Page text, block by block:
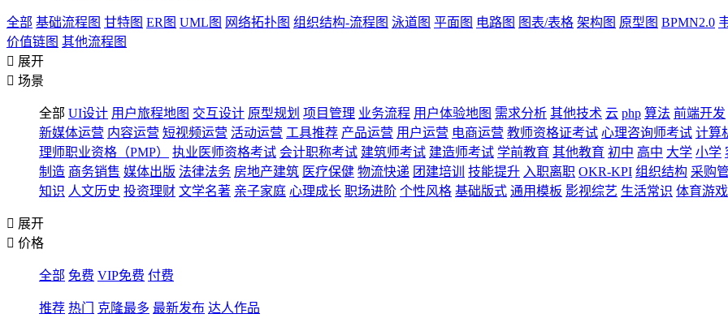
全部 基础流程图 甘特图 ER图 UML图 网络拓扑图 组织结构-流程图 泳道图 平面图 电路图 图表/表格 架构图 原型图 BPMN2.0
价值链图 其他流程图
 展开
 场景
全部 UI设计 用户旅程地图 交互设计 原型规划 项目管理 业务流程 用户体验地图 需求分析 其他技术 云 php 算法 前端开发
新媒体运营 内容运营 短视频运营 活动运营 工具推荐 产品运营 用户运营 电商运营 教师资格证考试 心理咨询师考试 计算
理师职业资格（PMP）
执业医师资格考试 会计职称考试 建筑师考试 建造师考试 学前教育 其他教育 初中 高中 大学 小学
制造 商务销售 媒体出版 法律法务 房地产建筑 医疗保健 物流快递 团建培训 技能提升 入职离职 OKR-KPI 组织结构 采购
知识 人文历史 投资理财 文学名著 亲子家庭 心理成长 职场进阶 个性风格 基础版式 通用模板 影视综艺 生活常识 体育游戏
 展开
 价格
全部 免费 VIP免费 付费
推荐 热门 克隆最多 最新发布 达人作品